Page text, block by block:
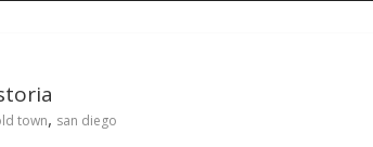
town, san diego